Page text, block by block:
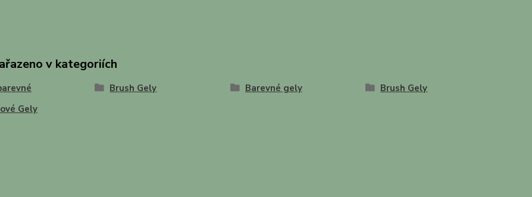
v kategoriích
Brush Gely Barevné gely
Brush Gely
Gely